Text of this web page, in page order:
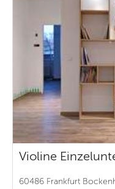
Violine
60486 Frankfurt